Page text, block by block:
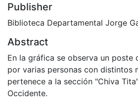
Publisher
Biblioteca Departamental Jorge
Abstract
En la gráfica se observa un poste
por varias personas con distintos
pertenece a la sección "Chiva
Occidente.